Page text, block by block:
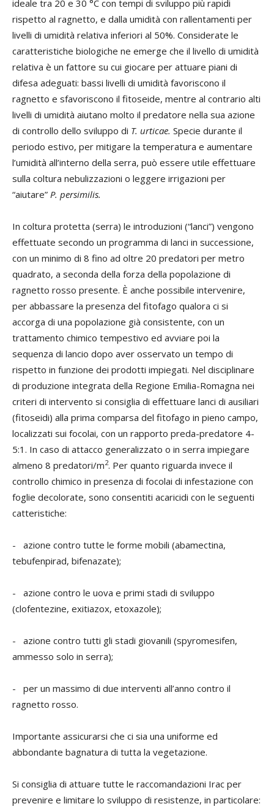
ideale tra 20 e 30 °C con tempi di sviluppo più rapidi
rispetto al ragnetto, e dalla umidità con rallentamenti per
livelli di umidità relativa inferiori al 50%. Considerate le
caratteristiche biologiche ne emerge che il livello di umidità
relativa è un fattore su cui giocare per attuare piani di
difesa adeguati: bassi livelli di umidità favoriscono il
ragnetto e sfavoriscono il fitoseide, mentre al contrario alti
livelli di umidità aiutano molto il predatore nella sua azione
di controllo dello sviluppo di T. urticae. Specie durante il
periodo estivo, per mitigare la temperatura e aumentare
l’umidità all’interno della serra, può essere utile effettuare
sulla coltura nebulizzazioni o leggere irrigazioni per
“aiutare” P. persimilis.
In coltura protetta (serra) le introduzioni (“lanci”) vengono
effettuate secondo un programma di lanci in successione,
con un minimo di 8 fino ad oltre 20 predatori per metro
quadrato, a seconda della forza della popolazione di
ragnetto rosso presente. È anche possibile intervenire,
per abbassare la presenza del fitofago qualora ci si
accorga di una popolazione già consistente, con un
trattamento chimico tempestivo ed avviare poi la
sequenza di lancio dopo aver osservato un tempo di
rispetto in funzione dei prodotti impiegati. Nel disciplinare
di produzione integrata della Regione Emilia-Romagna nei
criteri di intervento si consiglia di effettuare lanci di ausiliari
(fitoseidi) alla prima comparsa del fitofago in pieno campo,
localizzati sui focolai, con un rapporto preda-predatore 4-
5:1. In caso di attacco generalizzato o in serra impiegare
almeno 8 predatori/m2. Per quanto riguarda invece il
controllo chimico in presenza di focolai di infestazione con
foglie decolorate, sono consentiti acaricidi con le seguenti
catteristiche:
- azione contro tutte le forme mobili (abamectina,
tebufenpirad, bifenazate);
- azione contro le uova e primi stadi di sviluppo
(clofentezine, exitiazox, etoxazole);
- azione contro tutti gli stadi giovanili (spyromesifen,
ammesso solo in serra);
- per un massimo di due interventi all’anno contro il
ragnetto rosso.
Importante assicurarsi che ci sia una uniforme ed
abbondante bagnatura di tutta la vegetazione.
Si consiglia di attuare tutte le raccomandazioni Irac per
prevenire e limitare lo sviluppo di resistenze, in particolare: